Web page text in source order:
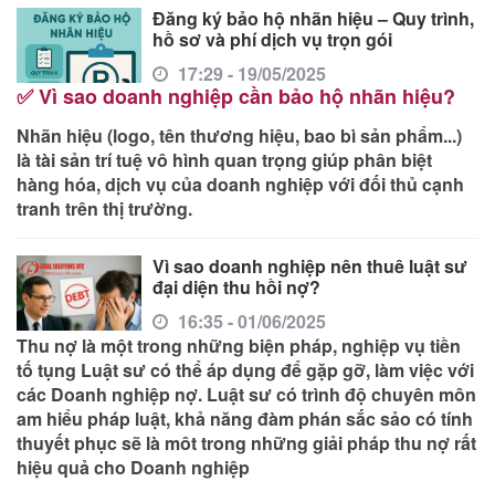
Đăng ký bảo hộ nhãn hiệu – Quy trình,
hồ sơ và phí dịch vụ trọn gói
17:29 - 19/05/2025
✅ Vì sao doanh nghiệp cần bảo hộ nhãn hiệu?
Nhãn hiệu (logo, tên thương hiệu, bao bì sản phẩm...)
làtài sản trí tuệ vô hình quan trọng giúp phân biệt
hàng hóa, dịch vụ của doanh nghiệp với đối thủ cạnh
tranh trên thị trường.
Vì sao doanh nghiệp nên thuê luật sư
đại diện thu hồi nợ?
16:35 - 01/06/2025
Thu nợ là một trong những biện pháp, nghiệp vụ tiền
tố tụng Luật sư có thể áp dụng để gặp gỡ, làm việc với
các Doanh nghiệp nợ. Luật sư có trình độ chuyên môn
am hiểu pháp luật, khả năng đàm phán sắc sảo có tính
thuyết phục sẽ là môt trong những giải pháp thu nợ rất
hiệu quả cho Doanh nghiệp